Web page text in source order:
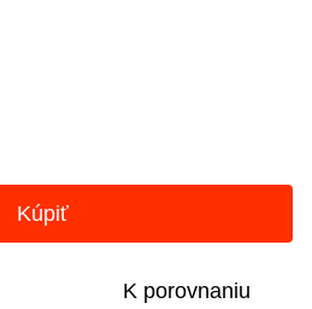
Kúpiť
K porovnaniu